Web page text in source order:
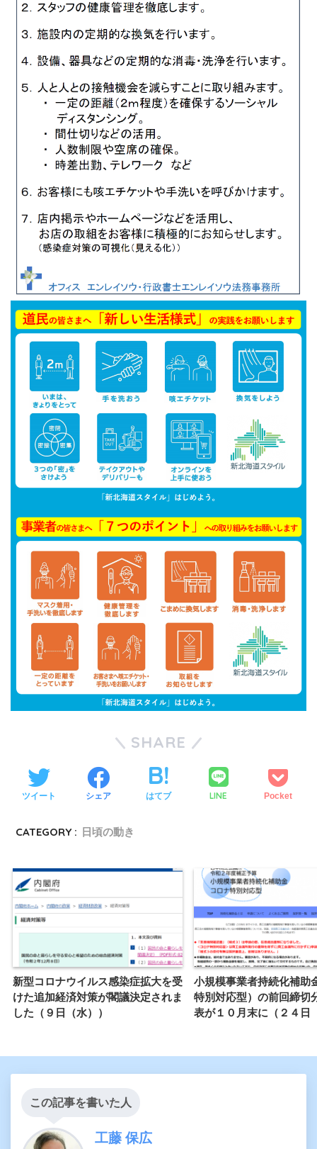
SHARE
ツイート シェア はてブ LINE Pocket
CATEGORY : 日頃の動き
新型コロナウイルス感染症拡大を受
けた追加経済対策が閣議決定されま
した（９日（水））
小規模事業者持続化補助
特別対応型）の前回締切
表が１０月末に（２４日
この記事を書いた人
工藤 保広